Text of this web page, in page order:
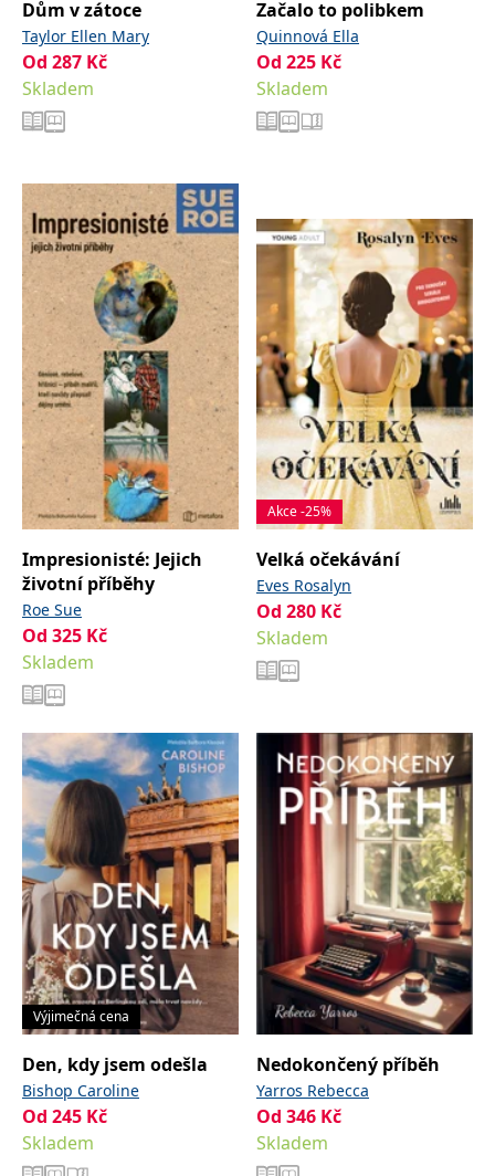
Dům v zátoce
Taylor Ellen Mary
Od 287 Kč
Skladem
Začalo to polibkem
Quinnová Ella
Od 225 Kč
Skladem
Impresionisté: Jejich
životní příběhy
Roe Sue
Od 325 Kč
Skladem
Akce -25%
Velká očekávání
Eves Rosalyn
Od 280 Kč
Skladem
Výjimečná cena
Den, kdy jsem odešla
Bishop Caroline
Od 245 Kč
Skladem
Nedokončený příběh
Yarros Rebecca
Od 346 Kč
Skladem